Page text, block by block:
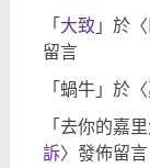
「大致 」於〈
留言
「蝸牛」於〈
「去你的嘉
訴〉發佈留言